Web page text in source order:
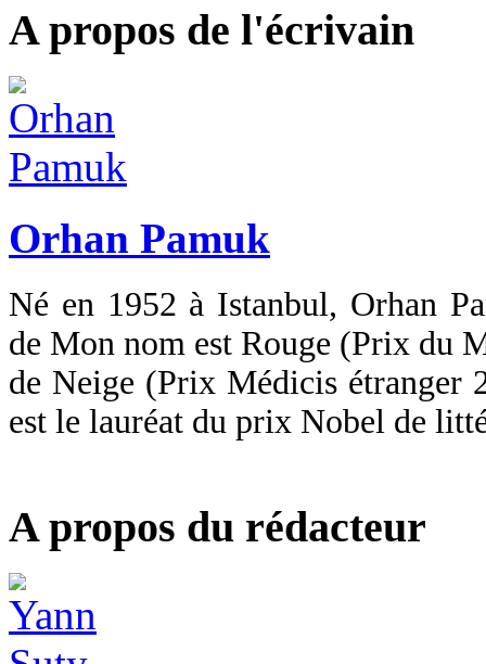
A propos de l'écrivain
Orhan Pamuk
Né en 1952 à Istanbul, Orhan
de Mon nom est Rouge (Prix du
de Neige (Prix Médicis étranger
est le lauréat du prix Nobel de
A propos du rédacteur